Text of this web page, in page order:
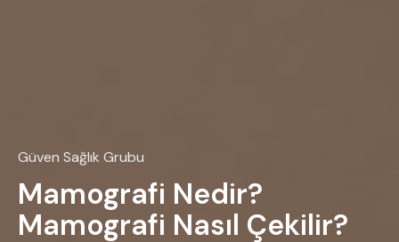
Güven Sağlık Grubu
Mamografi Nedir?
Mamografi Nasıl Çekilir?